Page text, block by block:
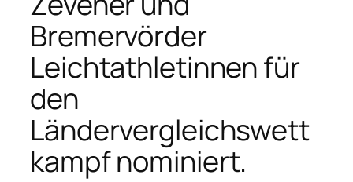
Bremervörder
Leichtathletinnen für
den
Ländervergleichswett
kampf nominiert.